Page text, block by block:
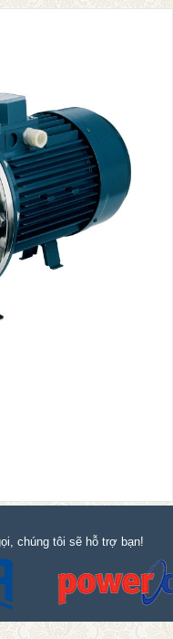
chúng tôi sẽ hỗ trợ bạn!